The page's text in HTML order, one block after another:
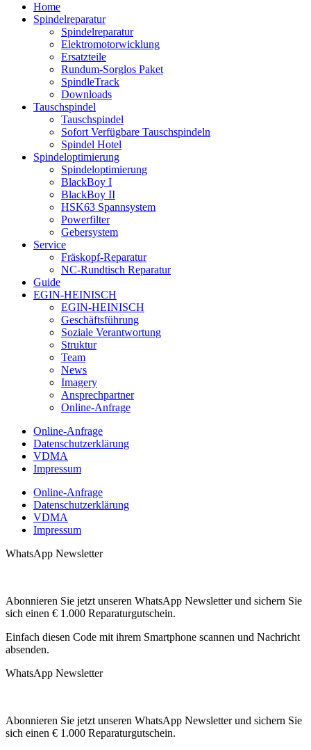
Home
Spindelreparatur
Spindelreparatur
Elektromotorwicklung
Ersatzteile
Rundum-Sorglos Paket
SpindleTrack
Downloads
Tauschspindel
Tauschspindel
Sofort Verfügbare Tauschspindeln
Spindel Hotel
Spindeloptimierung
Spindeloptimierung
BlackBoy I
BlackBoy II
HSK63 Spannsystem
Powerfilter
Gebersystem
Service
Fräskopf-Reparatur
NC-Rundtisch Reparatur
Guide
EGIN-HEINISCH
EGIN-HEINISCH
Geschäftsführung
Soziale Verantwortung
Struktur
Team
News
Imagery
Ansprechpartner
Online-Anfrage
Online-Anfrage
Datenschutzerklärung
VDMA
Impressum
Online-Anfrage
Datenschutzerklärung
VDMA
Impressum
WhatsApp Newsletter
Abonnieren Sie jetzt unseren WhatsApp Newsletter und sichern Sie
sich einen € 1.000 Reparaturgutschein.
Einfach diesen Code mit ihrem Smartphone scannen und Nachricht
absenden.
WhatsApp Newsletter
Abonnieren Sie jetzt unseren WhatsApp Newsletter und sichern Sie
sich einen € 1.000 Reparaturgutschein.